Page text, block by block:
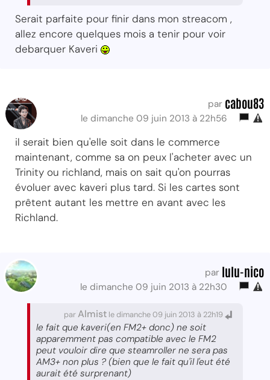
Serait parfaite pour finir dans mon streacom ,
allez encore quelques mois a tenir pour voir
debarquer Kaveri
par cabou83
le dimanche 09 juin 2013 à 22h56
il serait bien qu'elle soit dans le commerce
maintenant, comme sa on peux l'acheter avec un
Trinity ou richland, mais on sait qu'on pourras
évoluer avec kaveri plus tard. Si les cartes sont
prêtent autant les mettre en avant avec les
Richland.
par lulu-nico
le dimanche 09 juin 2013 à 22h30
parAlmist le dimanche 09 juin 2013 à 22h19
le fait que kaveri(en FM2+ donc) ne soit
apparemment pas compatible avec le FM2
peut vouloir dire que steamroller ne sera pas
AM3+ non plus ? (bien que le fait qu'il l'eut été
aurait été surprenant)